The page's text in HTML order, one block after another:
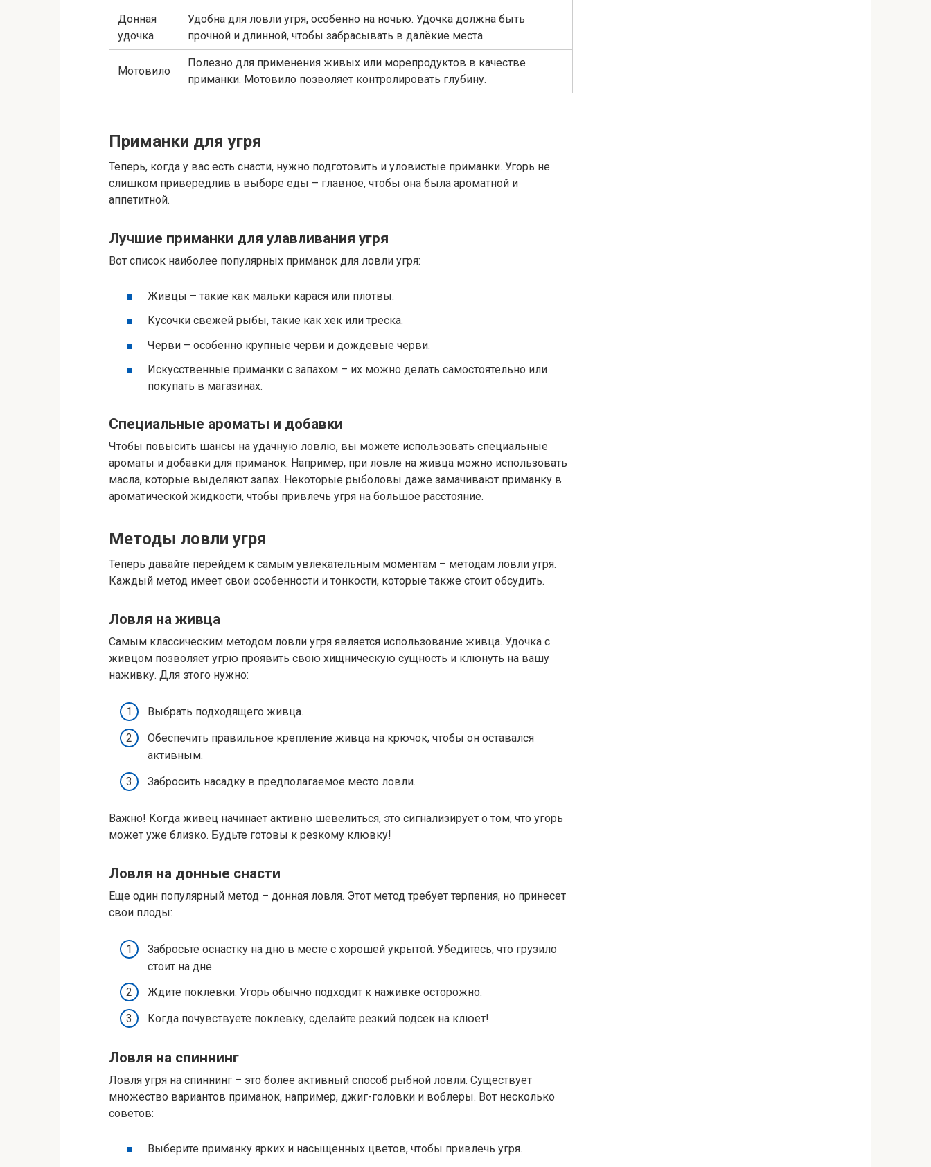
Донная
удочка
Удобна для ловли угря, особенно на ночью. Удочка должна быть
прочной и длинной, чтобы забрасывать в далёкие места.
Мотовило
Полезно для применения живых или морепродуктов в качестве
приманки. Мотовило позволяет контролировать глубину.
Приманки для угря
Теперь, когда у вас есть снасти, нужно подготовить и уловистые приманки. Угорь не
слишком привередлив в выборе еды – главное, чтобы она была ароматной и
аппетитной.
Лучшие приманки для улавливания угря
Вот список наиболее популярных приманок для ловли угря:
Живцы – такие как мальки карася или плотвы.
Кусочки свежей рыбы, такие как хек или треска.
Черви – особенно крупные черви и дождевые черви.
Искусственные приманки с запахом – их можно делать самостоятельно или
покупать в магазинах.
Специальные ароматы и добавки
Чтобы повысить шансы на удачную ловлю, вы можете использовать специальные
ароматы и добавки для приманок. Например, при ловле на живца можно использовать
масла, которые выделяют запах. Некоторые рыболовы даже замачивают приманку в
ароматической жидкости, чтобы привлечь угря на большое расстояние.
Методы ловли угря
Теперь давайте перейдем к самым увлекательным моментам – методам ловли угря.
Каждый метод имеет свои особенности и тонкости, которые также стоит обсудить.
Ловля на живца
Самым классическим методом ловли угря является использование живца. Удочка с
живцом позволяет угрю проявить свою хищническую сущность и клюнуть на вашу
наживку. Для этого нужно:
Выбрать подходящего живца.
Обеспечить правильное крепление живца на крючок, чтобы он оставался
активным.
Забросить насадку в предполагаемое место ловли.
Важно! Когда живец начинает активно шевелиться, это сигнализирует о том, что угорь
может уже близко. Будьте готовы к резкому клювку!
Ловля на донные снасти
Еще один популярный метод – донная ловля. Этот метод требует терпения, но принесет
свои плоды:
Забросьте оснастку на дно в месте с хорошей укрытой. Убедитесь, что грузило
стоит на дне.
Ждите поклевки. Угорь обычно подходит к наживке осторожно.
Когда почувствуете поклевку, сделайте резкий подсек на клюет!
Ловля на спиннинг
Ловля угря на спиннинг – это более активный способ рыбной ловли. Существует
множество вариантов приманок, например, джиг-головки и воблеры. Вот несколько
советов:
Выберите приманку ярких и насыщенных цветов, чтобы привлечь угря.